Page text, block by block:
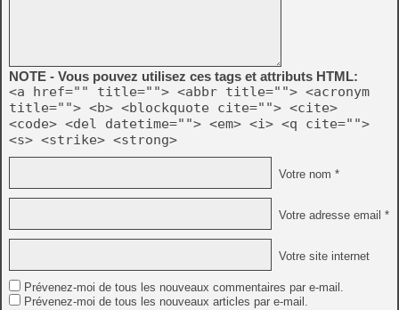
NOTE - Vous pouvez utilisez ces tags et attributs HTML:
<a href="" title=""> <abbr title=""> <acronym
title=""> <b> <blockquote cite=""> <cite>
<code> <del datetime=""> <em> <i> <q cite="">
<s> <strike> <strong>
Votre nom *
Votre adresse email *
Votre site internet
Prévenez-moi de tous les nouveaux commentaires par e-mail.
Prévenez-moi de tous les nouveaux articles par e-mail.